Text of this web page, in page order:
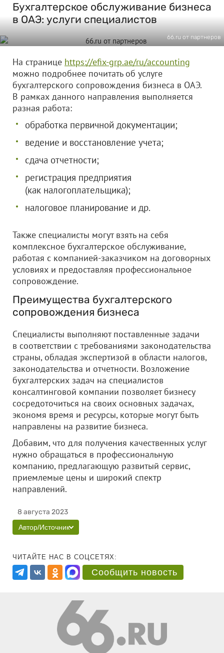
Бухгалтерское обслуживание бизнеса
в ОАЭ: услуги специалистов
66.ru от партнеров
На странице https://efix-grp.ae/ru/accounting
можно подробнее почитать об услуге
бухгалтерского сопровождения бизнеса в ОАЭ.
В рамках данного направления выполняется
разная работа:
обработка первичной документации;
ведение и восстановление учета;
сдача отчетности;
регистрация предприятия
(как налогоплательщика);
налоговое планирование и др.
Также специалисты могут взять на себя
комплексное бухгалтерское обслуживание,
работая с компанией-заказчиком на договорных
условиях и предоставляя профессиональное
сопровождение.
Преимущества бухгалтерского
сопровождения бизнеса
Специалисты выполняют поставленные задачи
в соответствии с требованиями законодательства
страны, обладая экспертизой в области налогов,
законодательства и отчетности. Возложение
бухгалтерских задач на специалистов
консалтинговой компании позволяет бизнесу
сосредоточиться на своих основных задачах,
экономя время и ресурсы, которые могут быть
направлены на развитие бизнеса.
Добавим, что для получения качественных услуг
нужно обращаться в профессиональную
компанию, предлагающую развитый сервис,
приемлемые цены и широкий спектр
направлений.
8 августа 2023
Автор/Источник
ЧИТАЙТЕ НАС В СОЦСЕТЯХ:
Сообщить новость